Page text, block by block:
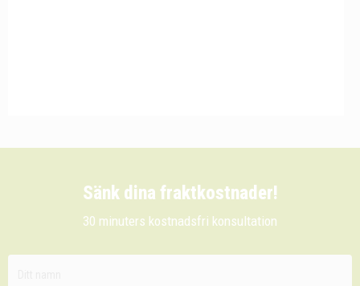
Sänk dina fraktkostnader!
30 minuters kostnadsfri konsultation